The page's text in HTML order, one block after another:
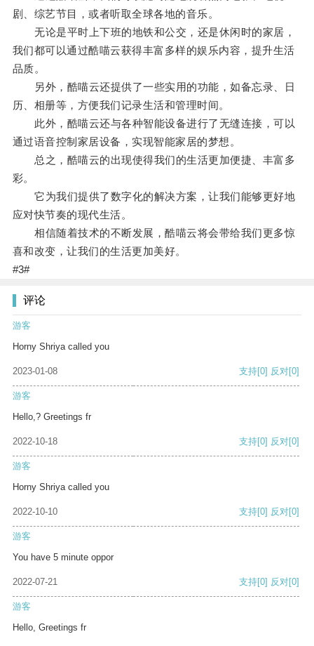
剧、综艺节目，或者听取全球各地的音乐。
无论是平时上下班的地铁和公交，还是休闲时的家居，
我们都可以通过酷喵云获得丰富多样的娱乐内容，提升生活
品质。
另外，酷喵云还提供了一些实用的功能，如备忘录、日
历、相册等，方便我们记录生活和管理时间。
此外，酷喵云还与各种智能设备进行了无缝连接，可以
通过语音控制家居设备，实现智能家居的梦想。
总之，酷喵云的出现使得我们的生活更加便捷、丰富多
彩。
它为我们提供了数字化的解决方案，让我们能够更好地
应对快节奏的现代生活。
相信随着技术的不断发展，酷喵云将会带给我们更多惊
喜和改变，让我们的生活更加美好。
#3#
评论
游客
Horny Shriya called you
2023-01-08 支持[0] 反对[0]
游客
Hello,? Greetings fr
2022-10-18 支持[0] 反对[0]
游客
Horny Shriya called you
2022-10-10 支持[0] 反对[0]
游客
You have 5 minute oppor
2022-07-21 支持[0] 反对[0]
游客
Hello, Greetings fr